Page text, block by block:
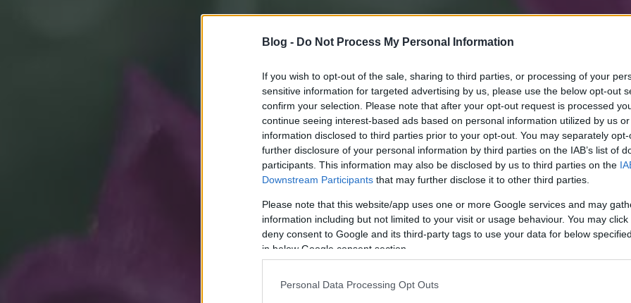
Blog - Do Not Process My Personal Information
If you wish to opt-out of the sale, sharing to third parties, or processing of your
sensitive information for targeted advertising by us, please use the below opt-out
confirm your selection. Please note that after your opt-out request is processed
continue seeing interest-based ads based on personal information utilized by us
information disclosed to third parties prior to your opt-out. You may separately
further disclosure of your personal information by third parties on the IAB’s list of
participants. This information may also be disclosed by us to third parties on the
Downstream Participants that may further disclose it to other third parties.
Please note that this website/app uses one or more Google services and may
information including but not limited to your visit or usage behaviour. You may
deny consent to Google and its third-party tags to use your data for below
in below Google consent section.
Personal Data Processing Opt Outs
11.11
üveg